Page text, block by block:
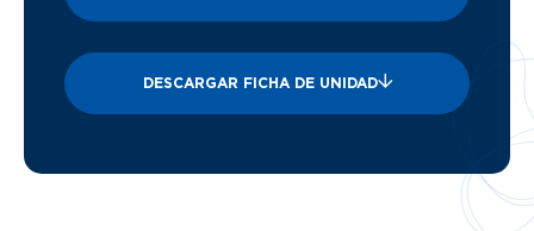
DESCARGAR FICHA DE UNIDAD